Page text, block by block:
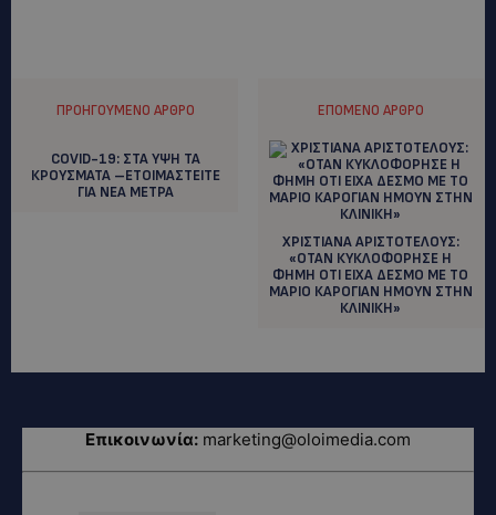
ΠΡΟΗΓΟΎΜΕΝΟ ΆΡΘΡΟ
COVID-19: ΣΤΑ ΥΨΗ ΤΑ
ΚΡΟΥΣΜΑΤΑ –ΕΤΟΙΜΑΣΤΕΙΤΕ
ΓΙΑ ΝΕΑ ΜΕΤΡΑ
ΕΠΌΜΕΝΟ ΆΡΘΡΟ
ΧΡΙΣΤΙΑΝΑ ΑΡΙΣΤΟΤΕΛΟΥΣ:
«ΟΤΑΝ ΚΥΚΛΟΦΟΡΗΣΕ Η
ΦΗΜΗ ΟΤΙ ΕΙΧΑ ΔΕΣΜΟ ΜΕ ΤΟ
ΜΑΡΙΟ ΚΑΡΟΓΙΑΝ ΗΜΟΥΝ ΣΤΗΝ
ΚΛΙΝΙΚΗ»
Επικοινωνία: marketing@oloimedia.com